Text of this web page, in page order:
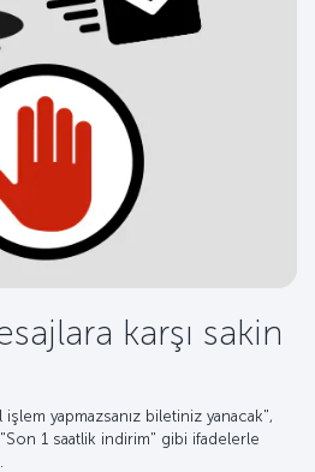
karşı sakin
işlem yapmazsanız biletiniz yanacak",
"Son 1 saatlik indirim" gibi ifadelerle